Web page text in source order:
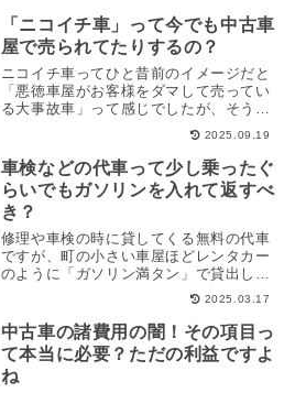
「ニコイチ車」って今でも中古車
屋で売られてたりするの？
ニコイチ車ってひと昔前のイメージだと
「悪徳車屋がお客様をダマして売ってい
る大事故車」って感じでしたが、そうい
う意味での車両は現在ではほぼ存在...
2025.09.19
車検などの代車って少し乗ったぐ
らいでもガソリンを入れて返すべ
き？
修理や車検の時に貸してくる無料の代車
ですが、町の小さい車屋ほどレンタカー
のように「ガソリン満タン」で貸出しっ
ていうのは少ないんですよね。そん...
2025.03.17
中古車の諸費用の闇！その項目っ
て本当に必要？ただの利益ですよ
ね